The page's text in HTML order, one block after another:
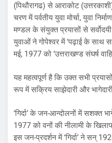
(पिथौरागढ) से आराकोट
चरण में पर्वतीय युवा मोर्चा, युवा
मण्डल के संयुक्त प्रयासों से
युवाओं ने गोपेश्वर में ‘पढ़ाई के साथ
मई, 1977 को ‘उत्तराखण्ड संघर्ष
यह महत्वपूर्ण है कि उक्त सभी
रूप में सक्रिय साझेदारी और
‘गिर्दा’ के जन-आन्दोलनों में सशक्त
1977 को वनों की नीलामी के
इस जन-प्रदर्शन में ‘गिर्दा’ ने सन् 1926